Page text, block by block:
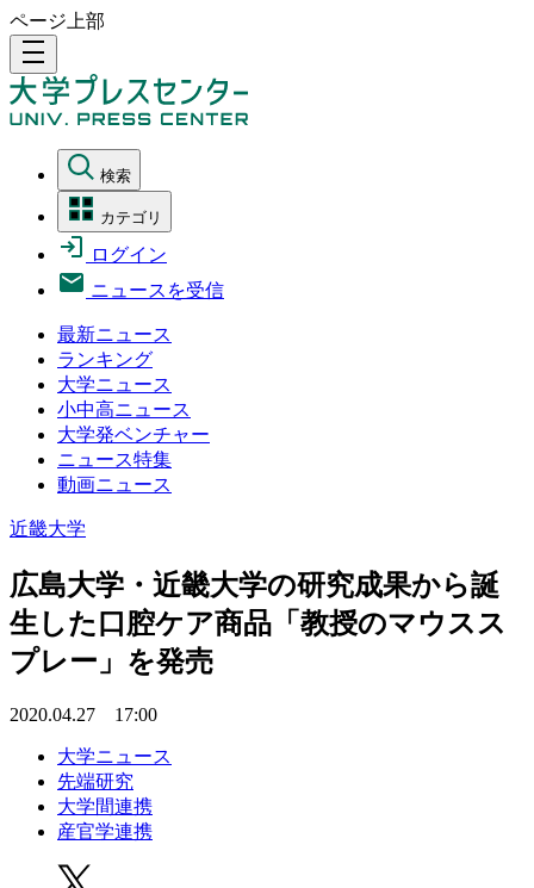
ページ上部
density_medium
検索
カテゴリ
ログイン
ニュースを受信
最新ニュース
ランキング
大学ニュース
小中高ニュース
大学発ベンチャー
ニュース特集
動画ニュース
近畿大学
広島大学・近畿大学の研究成果から誕
生した口腔ケア商品「教授のマウスス
プレー」を発売
2020.04.27 17:00
大学ニュース
先端研究
大学間連携
産官学連携